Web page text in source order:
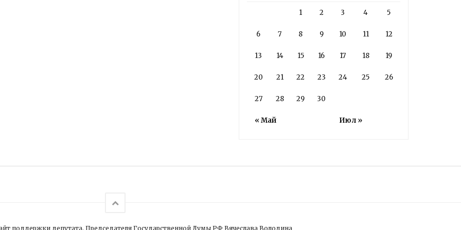
« Май Июл »
1 2 3 4 5
6 7 8 9 10 11 12
13 14 15 16 17 18 19
20 21 22 23 24 25 26
27 28 29 30
поддержки депутата, Председателя Государственной Думы РФ Вячеслава Володина